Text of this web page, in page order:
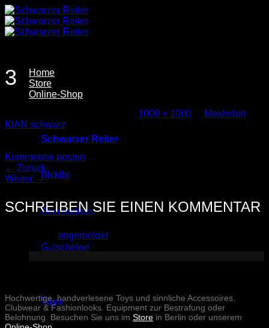
Zum
Inhalt
springen
Home
Store
Online-Shop
Schwarzer Reiter
Blcklbl
Accessoires
Gutscheine
Toys
3
1000 × 1000
Meshshirt
KIAN schwarz
Trackbacks sind geschlossen, aber Sie können einen
Kommentar posten
← Zurück
Weiter →
SCHREIBEN SIE EINEN KOMMENTAR
angemeldetsein, um einen Kommentar
abzugeben.
Hochwertige, handverlesene Toys und sinnliche Accessoires.
Clubwear & Fashionlooks. Equipment zur Bestrafung oder
Belohnung. Besuchen Sie uns im Store in Berlin oder unserem